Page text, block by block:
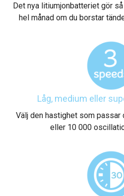
Det nya litiumjonbatteriet gör
hel månad om du borstar
Låg, medium eller
Välj den hastighet som passar
eller 10 000